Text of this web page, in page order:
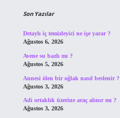
Son Yazılar
Detaylı iç temizleyici ne işe yarar ?
Ağustos 6, 2026
Avene su bazlı mı ?
Ağustos 5, 2026
Annesi ölen bir oğlak nasıl beslenir ?
Ağustos 3, 2026
Adi ortaklık üzerine araç alınır mı ?
Ağustos 3, 2026